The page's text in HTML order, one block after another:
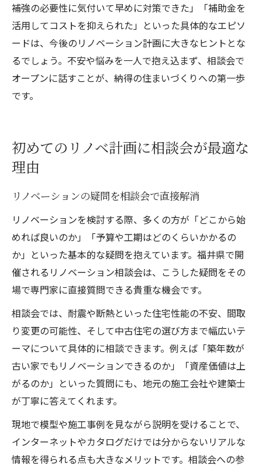
補強の必要性に気付いて早めに対策できた」「補助金を
活用してコストを抑えられた」といった具体的なエピソ
ードは、今後のリノベーション計画に大きなヒントとな
るでしょう。不安や悩みを一人で抱え込まず、相談会で
オープンに話すことが、納得の住まいづくりへの第一歩
です。
初めてのリノベ計画に相談会が最適な
理由
リノベーションの疑問を相談会で直接解消
リノベーションを検討する際、多くの方が「どこから始
めれば良いのか」「予算や工期はどのくらいかかるの
か」といった基本的な疑問を抱えています。福井県で開
催されるリノベーション相談会は、こうした疑問をその
場で専門家に直接質問できる貴重な機会です。
相談会では、耐震や断熱といった住宅性能の不安、間取
り変更の可能性、そして中古住宅の選び方まで幅広いテ
ーマについて具体的に相談できます。例えば「築年数が
古い家でもリノベーションできるのか」「資産価値は上
がるのか」といった質問にも、地元の施工会社や建築士
が丁寧に答えてくれます。
現地で模型や施工事例を見ながら説明を受けることで、
インターネットやカタログだけでは分からないリアルな
情報を得られる点も大きなメリットです。相談会への参